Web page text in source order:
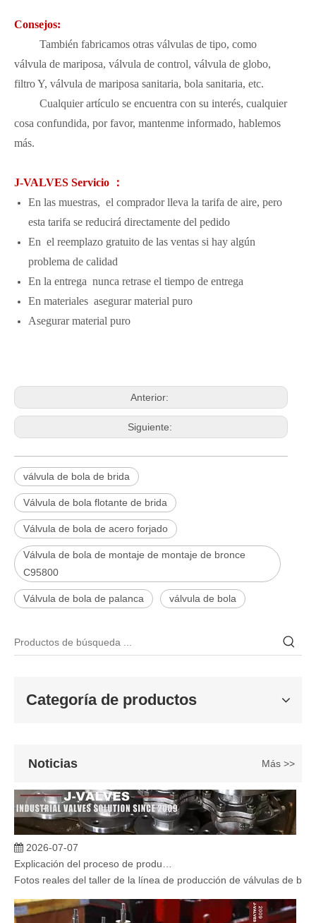
Consejos:
También fabricamos otras válvulas de tipo, como
válvula de mariposa, válvula de control, válvula de globo,
filtro Y, válvula de mariposa sanitaria, bola sanitaria, etc.
Cualquier artículo se encuentra con su interés, cualquier
cosa confundida, por favor, mantenme informado, hablemos
más.
J-VALVES Servicio ：
En las muestras, el comprador lleva la tarifa de aire, pero
esta tarifa se reducirá directamente del pedido
En el reemplazo gratuito de las ventas si hay algún
problema de calidad
En la entrega nunca retrase el tiempo de entrega
En materiales asegurar material puro
Asegurar material puro
Anterior:
Siguiente:
válvula de bola de brida
Válvula de bola flotante de brida
Válvula de bola de acero forjado
Válvula de bola de montaje de montaje de bronce
C95800
Válvula de bola de palanca válvula de bola
Categoría de productos
Noticias Más >>
2026-06-25
Válvula de compuerta de bronce, níquel y aluminio C95800: diseño técnico, rendimiento y aplicaciones industriales
Fotos reales del taller de la línea de producción de válvulas de